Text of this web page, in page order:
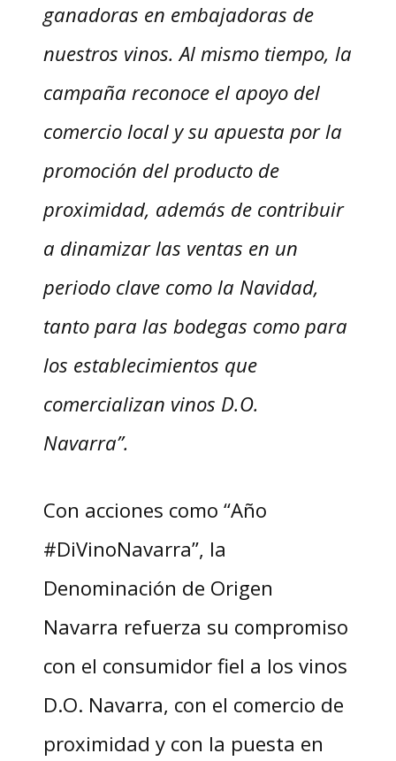
ganadoras en embajadoras de
nuestros vinos. Al mismo tiempo, la
campaña reconoce el apoyo del
comercio local y su apuesta por la
promoción del producto de
proximidad, además de contribuir
a dinamizar las ventas en un
periodo clave como la Navidad,
tanto para las bodegas como para
los establecimientos que
comercializan vinos D.O.
Navarra”.
Con acciones como “Año
#DiVinoNavarra”, la
Denominación de Origen
Navarra refuerza su compromiso
con el consumidor fiel a los vinos
D.O. Navarra, con el comercio de
proximidad y con la puesta en